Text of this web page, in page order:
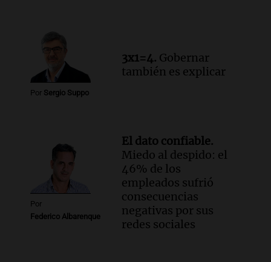
Informados al regreso
Episodios
Por Sergio Suppo
3x1=4. Gobernar
también es explicar
Por
Federico Albarenque
El dato confiable.
Miedo al despido: el
46% de los
empleados sufrió
consecuencias
negativas por sus
redes sociales